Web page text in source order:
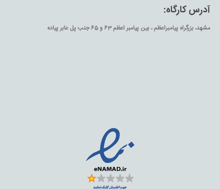
آدرس کارگاه:
مشهد، بزرگراه پیامبراعظم ، بین پیامبر اعظم 63 و 65 جنب پل عابر پیاده